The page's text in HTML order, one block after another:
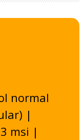
normal
|
msi |